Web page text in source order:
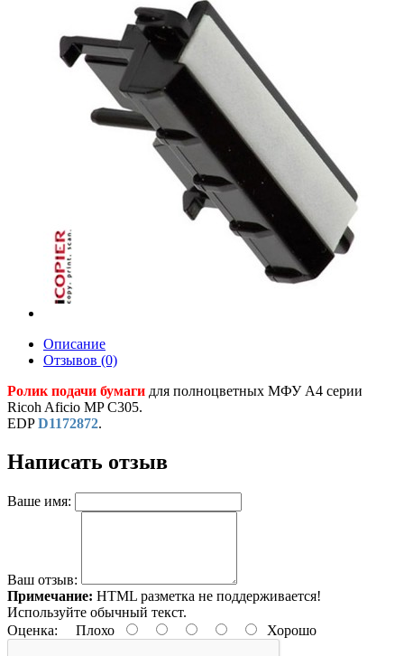
Описание
Отзывов (0)
Ролик подачи бумаги для полноцветных МФУ A4 серии
Ricoh Aficio MP C305.
EDPD1172872.
Написать отзыв
Ваше имя:
Ваш отзыв:
Примечание: HTML разметка не поддерживается!
Используйте обычный текст.
Оценка: Плохо Хорошо